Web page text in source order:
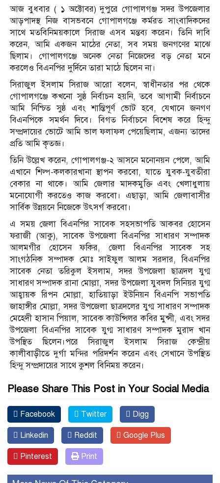
আজ বুধবার ( ১ অক্টোবর) দুপুরে গোপালগঞ্জ সদর উপজেলার
আড়পাদস্থ নিজ বাসভবনে গোপালগঞ্জে কর্মরত সাংবাদিকদের
সাথে মতবিনিময়কালে সিরাজ এসব মন্তব্য করেন। তিনি দাবি
করেন, আমি একজন মাঠের নেতা, সব সময় জনগণের মাঝে
ছিলাম। গোপালগঞ্জে অনেক নেতা নিজেদের বড় নেতা মনে
করলেও বিএনপির দুর্দিনে তারা মাঠে ছিলেন না।
সিরাজুল ইসলাম সিরাজ আরো বলেন, স্বাধীনতার পর থেকে
গোপালগঞ্জে কখনো সুষ্ঠ নির্বাচন হয়নি, তবে আগামী নির্বাচনে
আমি নিশ্চিত সুষ্ঠ এবং শান্তিপূর্ণ ভোট হবে, যেখানে জনগণ
বিএনপিকে সমর্থন দিবে। বিগত নির্বাচনে বিশেষ করে হিন্দু
সম্প্রদায়ের ভোটে আমি ভাল ফলাফল পেয়েছিলাম, এজন্য তাদের
প্রতি আমি কৃতজ্ঞ।
তিনি উল্লেখ করেন, গোপালগঞ্জ-২ আসনে মনোনয়ন পেলে, আমি
এখানে শিল্প-কলকারখানা স্থাপন করবো, যাতে যুবক-যুবতীরা
বেকার না থাকে। আমি জেলার মাদকমুক্তি এবং খেলাধুলায়
মনোযোগী করতেও কাজ করবো। এছাড়া, আমি জেলাবাসীর
সার্বিক উন্নয়নে নিজেকে উৎসর্গ করবো।
এ সময় জেলা বিএনপির সাবেক সহসভাপতি আকবর হোসেন
ফরাজী (আকু), সাবেক উপজেলা বিএনপির সাধারণ সম্পাদক
আলমগীর হোসেন ফকির, জেলা বিএনপির সাবেক সহ
সাংগঠনিক সম্পাদক মোঃ সাইফুল আলম সরদার, বিএনপির
সাবেক নেতা তরিকুল ইসলাম, সদর উপজেলা ছাত্রদল যুগ্ম
সাধারণ সম্পাদক রানা মোল্লা, সদর উপজেলা যুবদল সিনিয়র যুগ্ম
আহ্বায়ক রিপন মোল্লা, হাতিয়াড়া ইউনিয়ন বিএনপি সভাপতি
জাহাঙ্গীর মোল্লা, সদর উপজেলা ছাত্রদলের যুগ্ম সাধারণ সম্পাদক
মেহেদী হাসান পিয়াল, সাবেক কাউন্সিলর কবির মুন্সী, এবং সদর
উপজেলা বিএনপির সাবেক যুগ্ম সাধারণ সম্পাদক মুরাদ খান
উপস্থিত ছিলেন।পরে সিরাজুল ইসলাম সিরাজ কেন্দ্রীয়
কালীবাড়ীতে দুর্গা মন্দির পরিদর্শন করেন এবং সেখানে উপস্থিত
হিন্দু সম্প্রদায়ের সাথে কুশল বিনিময় করেন।
Please Share This Post in Your Social Media
Facebook Twitter Digg
Linkedin Reddit Google Plus
Pinterest Print